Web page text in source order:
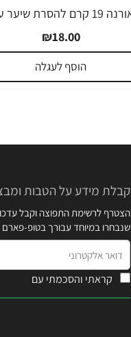
₪18.00
הוסף לעגלה
קבלת מידע על הטבות
הצטרף לרשימת התפוצה וקבל
שנבחרו במיוחד עבורך בטופ-פארם
אלקטרוני
קראתי והסכמתי עם